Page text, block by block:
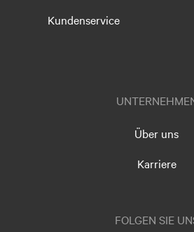
Kundenservice
Über uns
Karriere
FOLGEN SIE